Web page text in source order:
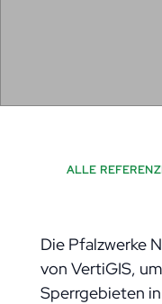
ALLE
Die Pfalzwerke
von VertiGIS,
Sperrgebieten